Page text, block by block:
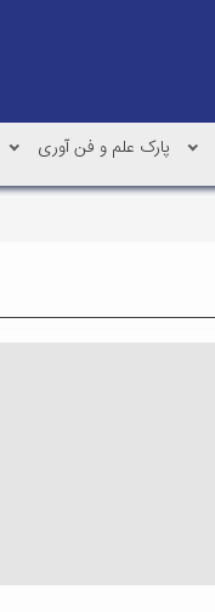
پارک علم و فن آوری